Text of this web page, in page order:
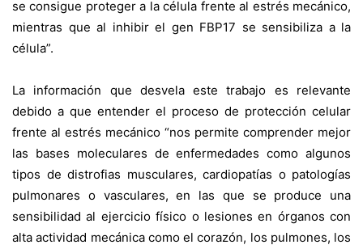
se consigue proteger a la célula frente al estrés mecánico,
mientras que al inhibir el gen FBP17 se sensibiliza a la
célula”.
La información que desvela este trabajo es relevante
debido a que entender el proceso de protección celular
frente al estrés mecánico “nos permite comprender mejor
las bases moleculares de enfermedades como algunos
tipos de distrofias musculares, cardiopatías o patologías
pulmonares o vasculares, en las que se produce una
sensibilidad al ejercicio físico o lesiones en órganos con
alta actividad mecánica como el corazón, los pulmones, los